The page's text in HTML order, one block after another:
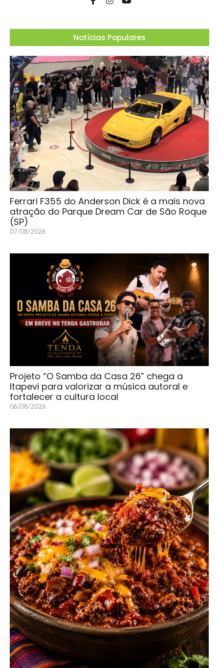
Notícias Populares
Ferrari F355 do Anderson Dick é a mais nova
atração do Parque Dream Car de São Roque
(SP)
07/08/2026
Projeto “O Samba da Casa 26” chega a
Itapevi para valorizar a música autoral e
fortalecer a cultura local
06/08/2026